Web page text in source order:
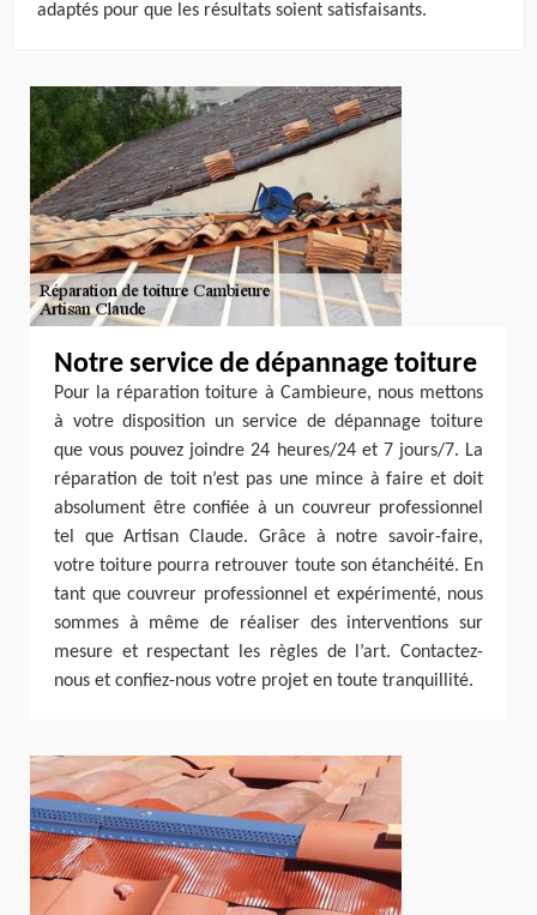
adaptés pour que les résultats soient satisfaisants.
Notre service de dépannage toiture
Pour la réparation toiture à Cambieure, nous mettons
à votre disposition un service de dépannage toiture
que vous pouvez joindre 24 heures/24 et 7 jours/7. La
réparation de toit n’est pas une mince à faire et doit
absolument être confiée à un couvreur professionnel
tel que Artisan Claude. Grâce à notre savoir-faire,
votre toiture pourra retrouver toute son étanchéité. En
tant que couvreur professionnel et expérimenté, nous
sommes à même de réaliser des interventions sur
mesure et respectant les règles de l’art. Contactez-
nous et confiez-nous votre projet en toute tranquillité.